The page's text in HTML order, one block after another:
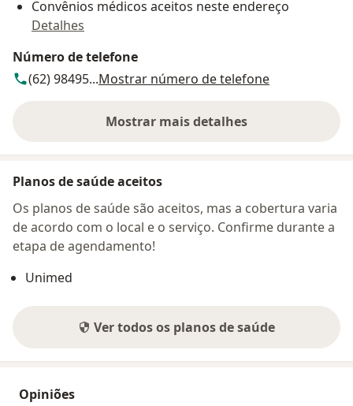
Convênios médicos aceitos neste endereço
Detalhes
Número de telefone
(62) 98495...Mostrar número de telefone
Mostrar mais detalhes
sobre o endereço
Planos de saúde aceitos
Os planos de saúde são aceitos, mas a cobertura varia
de acordo com o local e o serviço. Confirme durante a
etapa de agendamento!
Unimed
Ver todos os planos de saúde
Opiniões